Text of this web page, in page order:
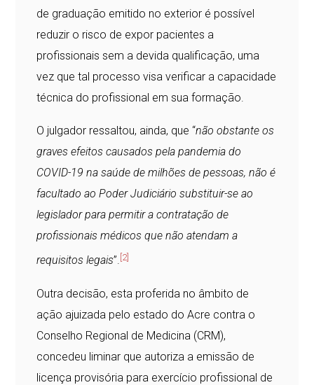
de graduação emitido no exterior é possível
reduzir o risco de expor pacientes a
profissionais sem a devida qualificação, uma
vez que tal processo visa verificar a capacidade
técnica do profissional em sua formação.
O julgador ressaltou, ainda, que “não obstante os
graves efeitos causados pela pandemia do
COVID-19 na saúde de milhões de pessoas, não é
facultado ao Poder Judiciário substituir-se ao
legislador para permitir a contratação de
profissionais médicos que não atendam a
requisitos legais”. [2]
Outra decisão, esta proferida no âmbito de
ação ajuizada pelo estado do Acre contra o
Conselho Regional de Medicina (CRM),
concedeu liminar que autoriza a emissão de
licença provisória para exercício profissional de